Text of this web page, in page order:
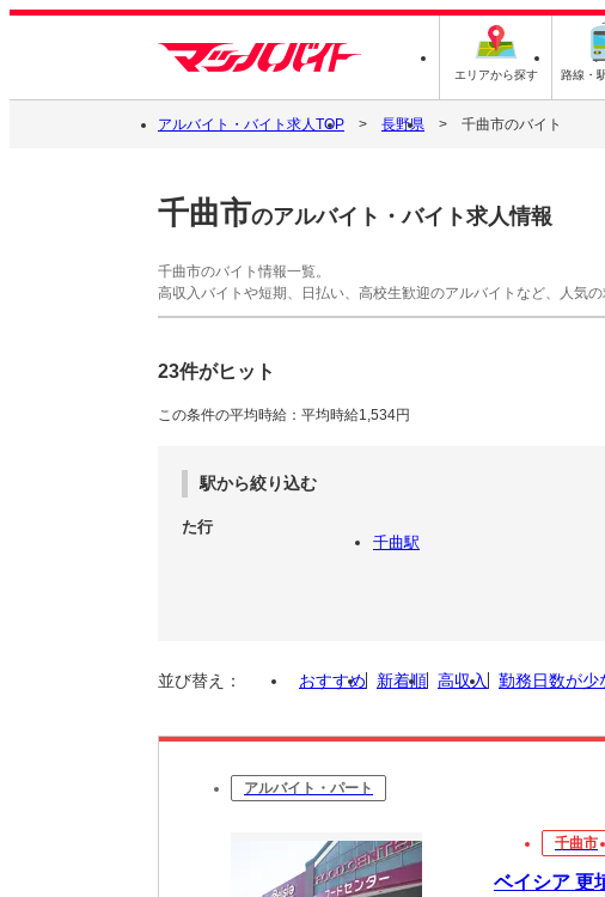
エリアから探す 路線・
アルバイト・バイト求人TOP 長野県 千曲市のバイト
千曲市のアルバイト・バイト求人情報
千曲市のバイト情報一覧。
高収入バイトや短期、日払い、高校生歓迎のアルバイトなど、人気
23件がヒット
この条件の平均時給：平均時給1,534円
駅から絞り込む
た行
千曲駅
並び替え： おすすめ 新着順 高収入 勤務日数が少
アルバイト・パート
千曲市
ベイシア 更